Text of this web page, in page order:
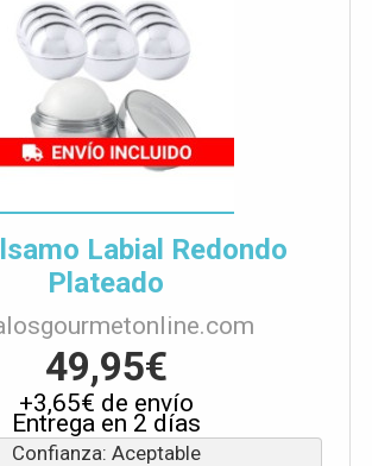
Labial Redondo
Plateado
49,95€
+3,65€ de envío
Entrega en 2 días
Confianza: Aceptable